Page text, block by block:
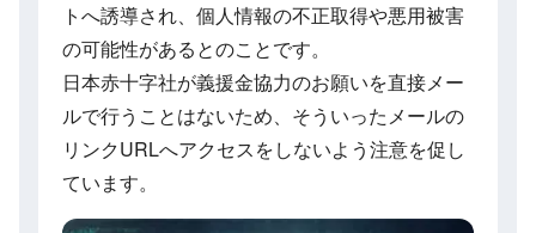
トへ誘導され、個人情報の不正取得や悪用被害
の可能性があるとのことです。
日本赤十字社が義援金協力のお願いを直接メー
ルで行うことはないため、そういったメールの
リンクURLへアクセスをしないよう注意を促し
ています。